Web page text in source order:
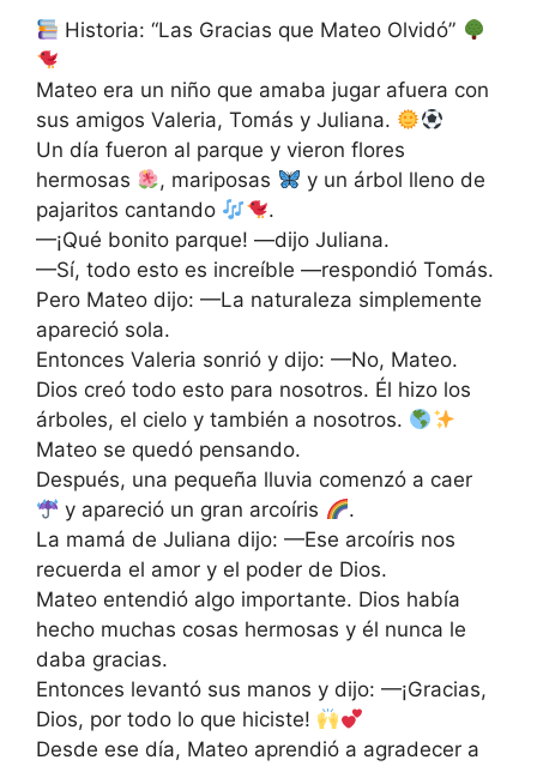
Historia: “Las Gracias que Mateo Olvidó”
Mateo era un niño que amaba jugar afuera con
sus amigos Valeria, Tomás y Juliana.
Un día fueron al parque y vieron flores
hermosas
, mariposas
y un árbol lleno de
pajaritos cantando
.
—¡Qué bonito parque! —dijo Juliana.
—Sí, todo esto es increíble —respondió Tomás.
Pero Mateo dijo: —La naturaleza simplemente
apareció sola.
Entonces Valeria sonrió y dijo: —No, Mateo.
Dios creó todo esto para nosotros. Él hizo los
árboles, el cielo y también a nosotros.
Mateo se quedó pensando.
Después, una pequeña lluvia comenzó a caer
y apareció un gran arcoíris
.
La mamá de Juliana dijo: —Ese arcoíris nos
recuerda el amor y el poder de Dios.
Mateo entendió algo importante. Dios había
hecho muchas cosas hermosas y él nunca le
daba gracias.
Entonces levantó sus manos y dijo: —¡Gracias,
Dios, por todo lo que hiciste!
Desde ese día, Mateo aprendió a agradecer a